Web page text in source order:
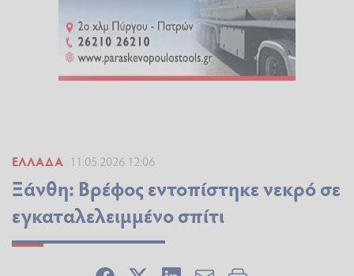
ΕΛΛΆΔΑ 11.05.2026 12:06
Ξάνθη: Βρέφος εντοπίστηκε νεκρό σε
εγκαταλελειμμένο σπίτι